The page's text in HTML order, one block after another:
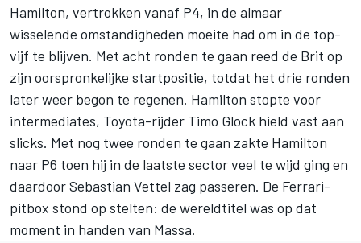
Hamilton, vertrokken vanaf P4, in de almaar
wisselende omstandigheden moeite had om in de top-
vijf te blijven. Met acht ronden te gaan reed de Brit op
zijn oorspronkelijke startpositie, totdat het drie ronden
later weer begon te regenen. Hamilton stopte voor
intermediates, Toyota-rijder Timo Glock hield vast aan
slicks. Met nog twee ronden te gaan zakte Hamilton
naar P6 toen hij in de laatste sector veel te wijd ging en
daardoorSebastian Vettel zag passeren. De Ferrari-
pitbox stond op stelten: de wereldtitel was op dat
moment in handen van Massa.